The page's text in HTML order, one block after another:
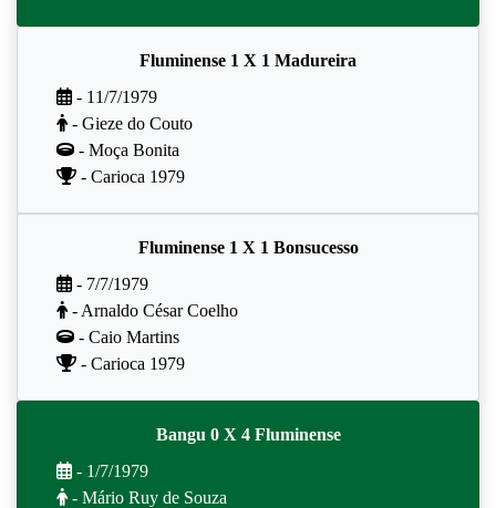
Fluminense 1 X 1 Madureira
- 11/7/1979
- Gieze do Couto
- Moça Bonita
- Carioca 1979
Fluminense 1 X 1 Bonsucesso
- 7/7/1979
- Arnaldo César Coelho
- Caio Martins
- Carioca 1979
Bangu 0 X 4 Fluminense
- 1/7/1979
- Mário Ruy de Souza